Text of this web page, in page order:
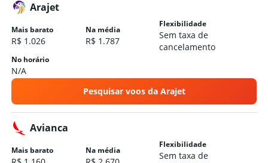
Hotéis em Panama City Beach
Hotéis em Tampa
Hotéis em Clearwater Beach
Hotéis em Destin
Hotéis em Lake Buena Vista
Hotéis em Daytona Beach
Hotéis em St. Augustine
Arajet
Mais barato
R$ 1.026
Na média
R$ 1.787
Flexibilidade
Sem taxa de
cancelamento
No horário
N/A
Pesquisar voos da Arajet
Avianca
Mais barato Na média
Flexibilidade
Sem taxa de